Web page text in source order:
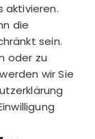
aktivieren.
die
sein.
oder zu
wir Sie